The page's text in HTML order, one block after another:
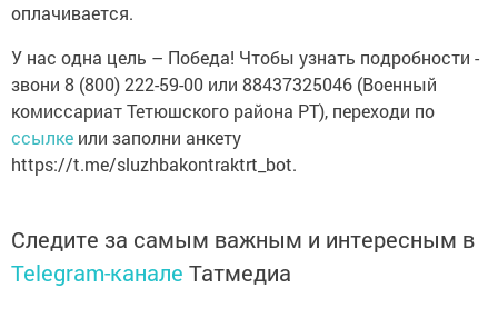
оплачивается.
У нас одна цель – Победа! Чтобы узнать подробности -
звони 8 (800) 222-59-00 или 88437325046 (Военный
комиссариат Тетюшского района РТ), переходи по
ссылке или заполни анкету
https://t.me/sluzhbakontraktrt_bot.
Следите за самым важным и интересным в
Telegram-канале Татмедиа